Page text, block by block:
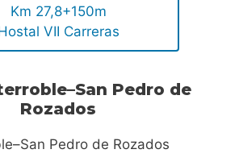
Km 27,8+150m
VII Carreras
Pedro de
Rozados